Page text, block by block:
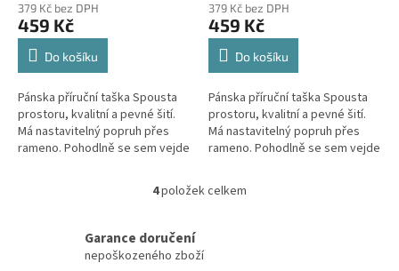
379 Kč bez DPH
459 Kč
Do košíku
Pánska příruční taška Spousta
prostoru, kvalitní a pevné šití.
Má nastavitelný popruh přes
rameno. Pohodlně se sem vejde
379 Kč bez DPH
459 Kč
Do košíku
Pánska příruční taška Spousta
prostoru, kvalitní a pevné šití.
Má nastavitelný popruh přes
rameno. Pohodlně se sem vejde
klíče a další...
O
á
d
4položek celkem
Garance doručení
nepoškozeného zboží